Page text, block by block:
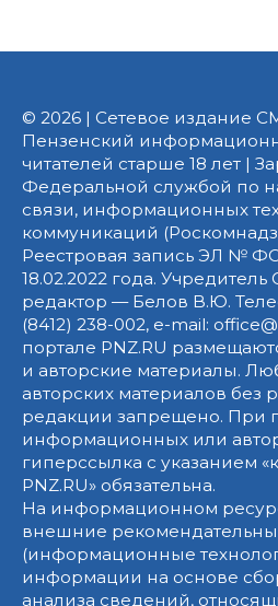
© 2026 | Сетевое издание
Пензенский
читателей старше 18 лет |
Федеральной службой по
связи, информационных
коммуникаций
Реестровая запись ЭЛ № ФС
18.02.2022 года.
редактор — Белов В.Ю.
(8412) 238-002, e-mail:
портале PNZ.RU
и авторские материалы.
авторских материалов без
редакции запрещено. При
информационных или
гиперссылка с указанием
PNZ.RU» обязательна.
На информационном
внешние
(информационные
информации на основе
анализа сведений,